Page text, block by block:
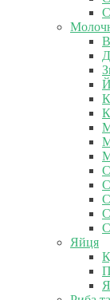
Яйця